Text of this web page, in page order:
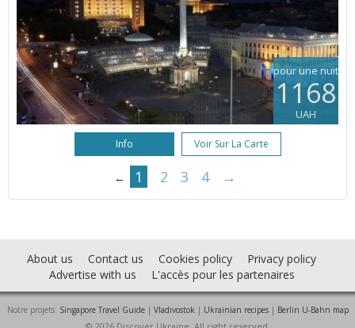
pour une nuit
1168
UAH
Info Voir Sur La Carte
← 1 2 3 4 →
About us Contact us Cookies policy
Privacy policy
Advertise with us
L'accès pour les partenaires
Notre projets: Singapore Travel Guide| Vladivostok | Ukrainian recipes| Berlin U-Bahn map